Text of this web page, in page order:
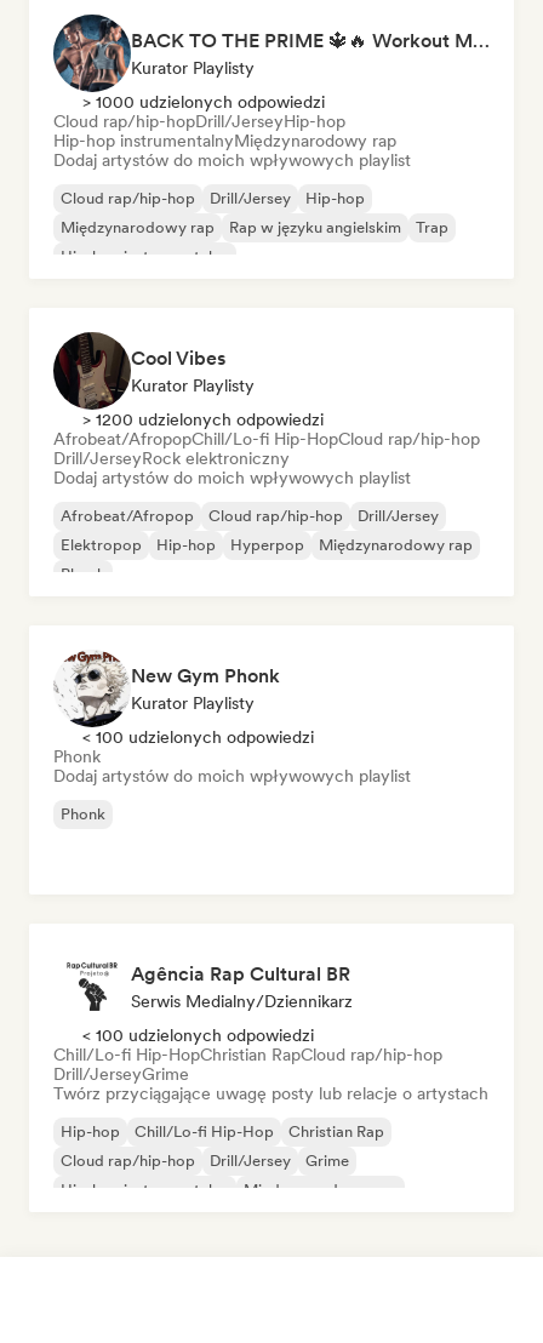
BACK TO THE PRIME 🔱🔥 Workout Motivation Playlist
Kurator Playlisty
> 1000 udzielonych odpowiedzi
Cloud rap/hip-hopDrill/JerseyHip-hop
Hip-hop instrumentalnyMiędzynarodowy rap
Dodaj artystów do moich wpływowych playlist
Cloud rap/hip-hop Drill/Jersey
Hip-hop
Międzynarodowy rap
Rap w języku angielskim
Trap
Hip-hop instrumentalny
Cool Vibes
Kurator Playlisty
> 1200 udzielonych odpowiedzi
Afrobeat/AfropopChill/Lo-fi Hip-HopCloud rap/hip-hop
Drill/JerseyRock elektroniczny
Dodaj artystów do moich wpływowych playlist
Afrobeat/Afropop Cloud rap/hip-hop
Drill/Jersey
Elektropop
Hip-hop Hyperpop
Międzynarodowy rap
Phonk
New Gym Phonk
Kurator Playlisty
< 100 udzielonych odpowiedzi
Phonk
Dodaj artystów do moich wpływowych playlist
Phonk
Agência Rap Cultural BR
Serwis Medialny/Dziennikarz
< 100 udzielonych odpowiedzi
Chill/Lo-fi Hip-HopChristian RapCloud rap/hip-hop
Drill/JerseyGrime
Twórz przyciągające uwagę posty lub relacje o artystach
Hip-hop Chill/Lo-fi Hip-Hop
Christian Rap
Cloud rap/hip-hop
Drill/Jersey
Grime
Hip-hop instrumentalny
Międzynarodowy rap